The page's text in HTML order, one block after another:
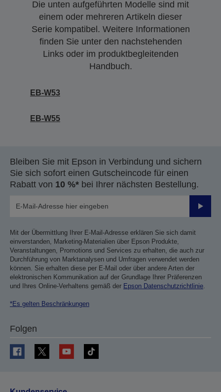
Die unten aufgeführten Modelle sind mit
einem oder mehreren Artikeln dieser
Serie kompatibel. Weitere Informationen
finden Sie unter den nachstehenden
Links oder im produktbegleitenden
Handbuch.
EB-W53
EB-W55
Bleiben Sie mit Epson in Verbindung und sichern
Sie sich sofort einen Gutscheincode für einen
Rabatt von 10 %* bei Ihrer nächsten Bestellung.
Mit der Übermittlung Ihrer E-Mail-Adresse erklären Sie sich damit
einverstanden, Marketing-Materialien über Epson Produkte,
Veranstaltungen, Promotions und Services zu erhalten, die auch zur
Durchführung von Marktanalysen und Umfragen verwendet werden
können. Sie erhalten diese per E-Mail oder über andere Arten der
elektronischen Kommunikation auf der Grundlage Ihrer Präferenzen
und Ihres Online-Verhaltens gemäß der Epson Datenschutzrichtlinie
*Es gelten Beschränkungen
Folgen